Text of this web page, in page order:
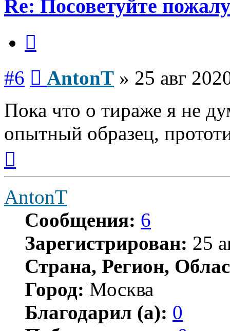
Re: Посоветуйте
#6 AntonT » 25 авг
Пока что о тираже я не
опытный образец,
началу
AntonT
Сообщения: 6
Зарегистрирован: 25
Страна, Регион,
Город: Москва
Благодарил (а): 0